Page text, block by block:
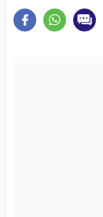
TIA